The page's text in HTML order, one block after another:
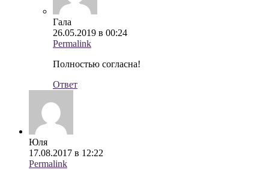
Гала
26.05.2019 в 00:24
Permalink
Полностью согласна!
Ответ
Юля
17.08.2017 в 12:22
Permalink